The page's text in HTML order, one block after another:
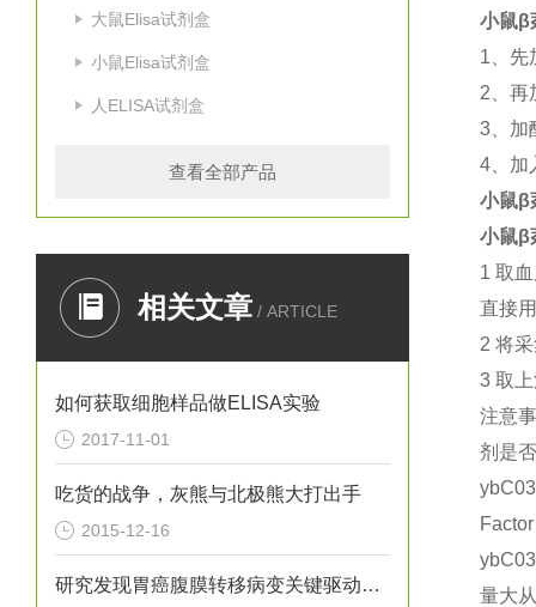
大鼠Elisa试剂盒
小鼠Elisa试剂盒
人ELISA试剂盒
查看全部产品
相关文章 / ARTICLE
如何获取细胞样品做ELISA实验
2017-11-01
吃货的战争，灰熊与北极熊大打出手
2015-12-16
研究发现胃癌腹膜转移病变关键驱动基因
小鼠β
1 、
2 、
3 、
4 、
小鼠β
小鼠β
1取
直接
2 将
3 取
注意
剂是
量大